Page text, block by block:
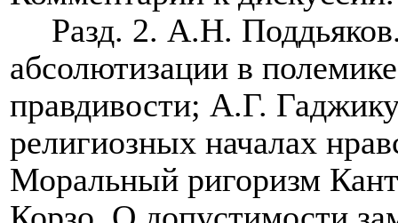
Разд. 2. А.Н.
абсолютизации в
правдивости; А.Г.
религиозных началах
Моральный ригоризм